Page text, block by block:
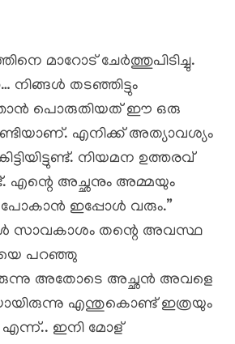
മാറോട് ചേർത്തുപിടിച്ചു.
നിങ്ങൾ തടഞ്ഞിട്ടും
ഞാൻ പൊരുതിയത് ഈ ഒരു
എനിക്ക് അത്യാവശ്യം
നിയമന ഉത്തരവ്
എന്റെ അച്ഛനും അമ്മയും
ഇപ്പോൾ വരും.”
സാവകാശം തന്റെ അവസ്ഥ
പറഞ്ഞു
അതോടെ അച്ഛൻ അവളെ
എന്തുകൊണ്ട് ഇത്രയും
എന്ന്.. ഇനി മോള്